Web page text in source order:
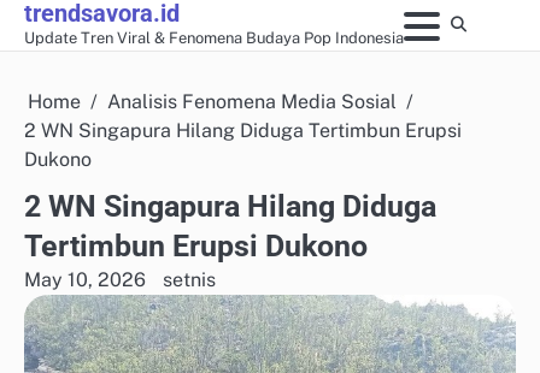
Skiptrendsavora.id
Update Tren Viral & Fenomena Budaya Pop Indonesia
Home
Analisis Fenomena Media Sosial
2 WN Singapura Hilang Diduga Tertimbun Erupsi
Dukono
2 WN Singapura Hilang Diduga
Tertimbun Erupsi Dukono
May 10, 2026 setnis